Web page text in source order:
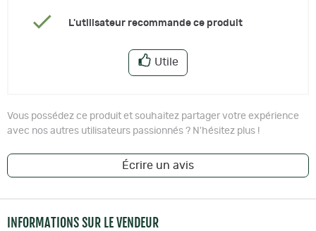
L'utilisateur recommande ce produit
Utile
Vous possédez ce produit et souhaitez partager votre expérience
avec nos autres utilisateurs passionnés ? N'hésitez plus !
Écrire un avis
INFORMATIONS SUR LE VENDEUR